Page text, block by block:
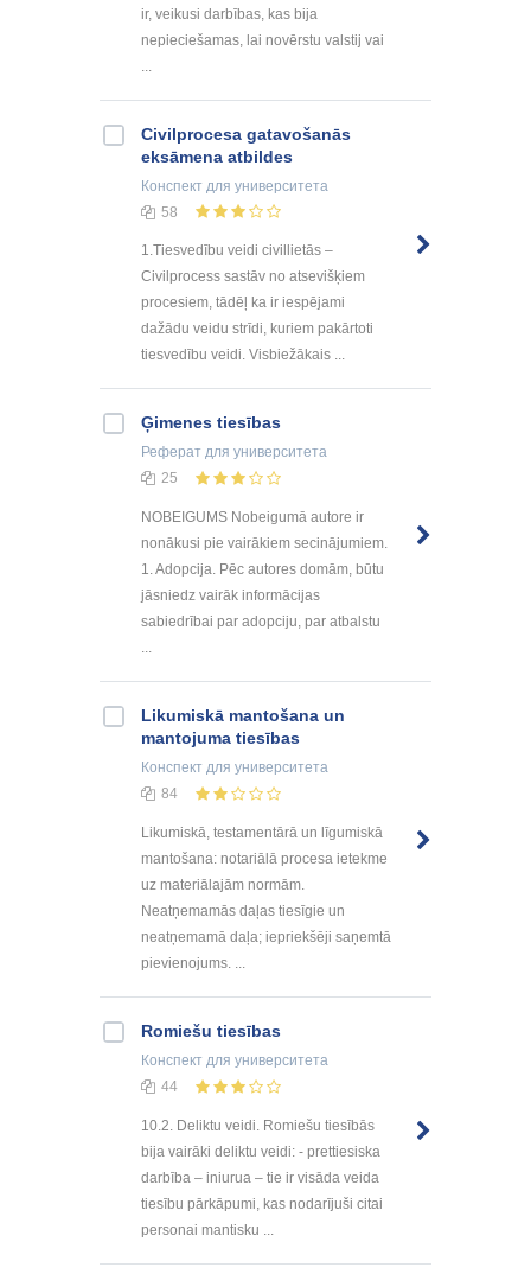
ir, veikusi darbības, kas bija
nepieciešamas, lai novērstu valstij vai
Civilprocesa gatavošanās
eksāmena atbildes
Конспект для университета
58
1.Tiesvedību veidi civillietās –
Civilprocess sastāv no atsevišķiem
procesiem, tādēļ ka ir iespējami
dažādu veidu strīdi, kuriem pakārtoti
tiesvedību veidi. Visbiežākais ...
Ģimenes tiesības
Реферат для университета
25
NOBEIGUMS Nobeigumā autore ir
nonākusi pie vairākiem secinājumiem.
1. Adopcija. Pēc autores domām, būtu
jāsniedz vairāk informācijas
sabiedrībai par adopciju, par atbalstu
...
Likumiskā mantošana un
mantojuma tiesības
Конспект для университета
84
Likumiskā, testamentārā un līgumiskā
mantošana: notariālā procesa ietekme
uz materiālajām normām.
Neatņemamās daļas tiesīgie un
neatņemamā daļa; iepriekšēji saņemtā
pievienojums. ...
Romiešu tiesības
Конспект для университета
44
10.2. Deliktu veidi. Romiešu tiesībās
bija vairāki deliktu veidi: - prettiesiska
darbība – iniurua – tie ir visāda veida
tiesību pārkāpumi, kas nodarījuši citai
personai mantisku ...